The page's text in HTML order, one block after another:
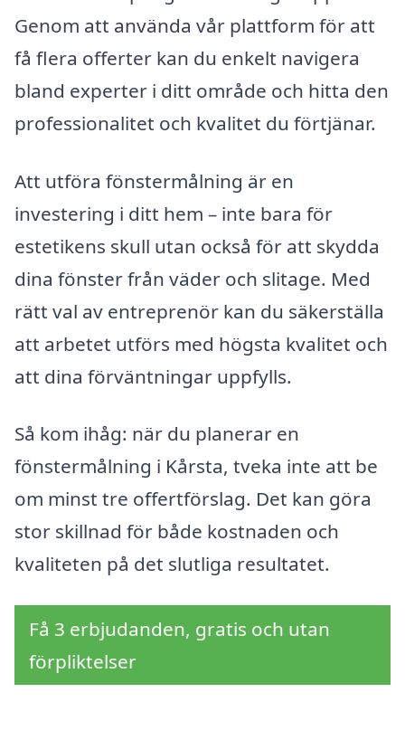
Genom att använda vår plattform för att
få flera offerter kan du enkelt navigera
bland experter i ditt område och hitta den
professionalitet och kvalitet du förtjänar.
Att utföra fönstermålning är en
investering i ditt hem – inte bara för
estetikens skull utan också för att skydda
dina fönster från väder och slitage. Med
rätt val av entreprenör kan du säkerställa
att arbetet utförs med högsta kvalitet och
att dina förväntningar uppfylls.
Så kom ihåg: när du planerar en
fönstermålning i Kårsta, tveka inte att be
om minst tre offertförslag. Det kan göra
stor skillnad för både kostnaden och
kvaliteten på det slutliga resultatet.
Få 3 erbjudanden, gratis och utan
förpliktelser